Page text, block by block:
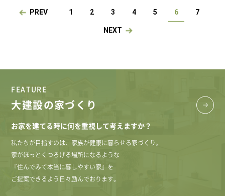
PREV 1 2 3 4 5 6 7
NEXT
FEATURE
大建設の家づくり
お家を建てる時に何を重視して考えますか？
私たちが目指すのは、家族が健康に暮らせる家づくり。
家がほっとくつろげる場所になるような
『住んでみて本当に暮しやすい家』を
ご提案できるよう日々励んでおります。